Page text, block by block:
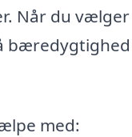
Når du
med: